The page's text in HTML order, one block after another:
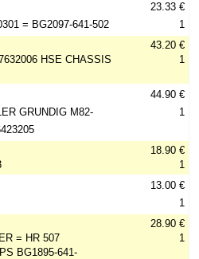
= BG2097-641-502
23.33 €
1
HSE CHASSIS
43.20 €
1
GRUNDIG M82-
44.90 €
1
18.90 €
1
13.00 €
1
= HR 507
BG1895-641-
28.90 €
1